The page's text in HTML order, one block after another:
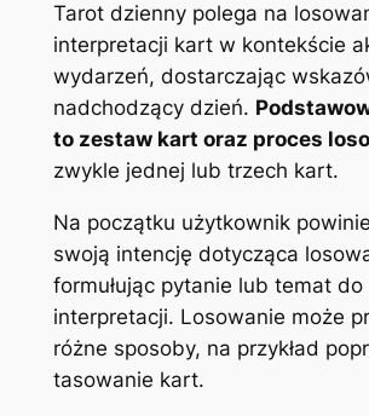
Tarot dzienny polega na
interpretacji kart w kontekście
wydarzeń, dostarczając
nadchodzący dzień.
to zestaw kart oraz proces
zwykle jednej lub trzech kart.
Na początku użytkownik
swoją intencję dotycząca
formułując pytanie lub temat do
interpretacji. Losowanie może
różne sposoby, na przykład
tasowanie kart.